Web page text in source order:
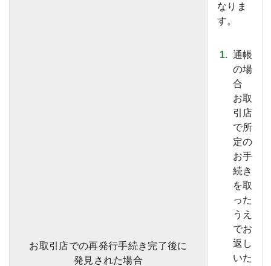
お取引店での再発行手続き完了後に
発見された場合
なりま
す。
通帳
の場
合
お取
引店
で所
定の
お手
続き
を取
った
うえ
でお
返し
いた